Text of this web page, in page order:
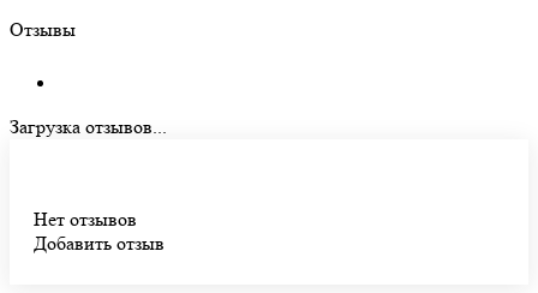
Отзывы
Загрузка отзывов...
Нет отзывов
Добавить отзыв